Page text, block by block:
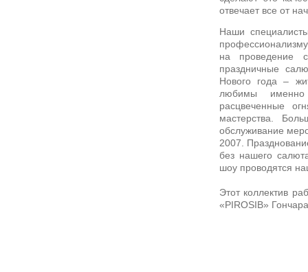
отвечает все от
Наши
на проведение
праздничные
Нового года –
любимы именно
расцвеченные
мастерства.
обслуживание
2007.
без нашего
шоу проводятся
Этот коллектив
«PIROSIB»